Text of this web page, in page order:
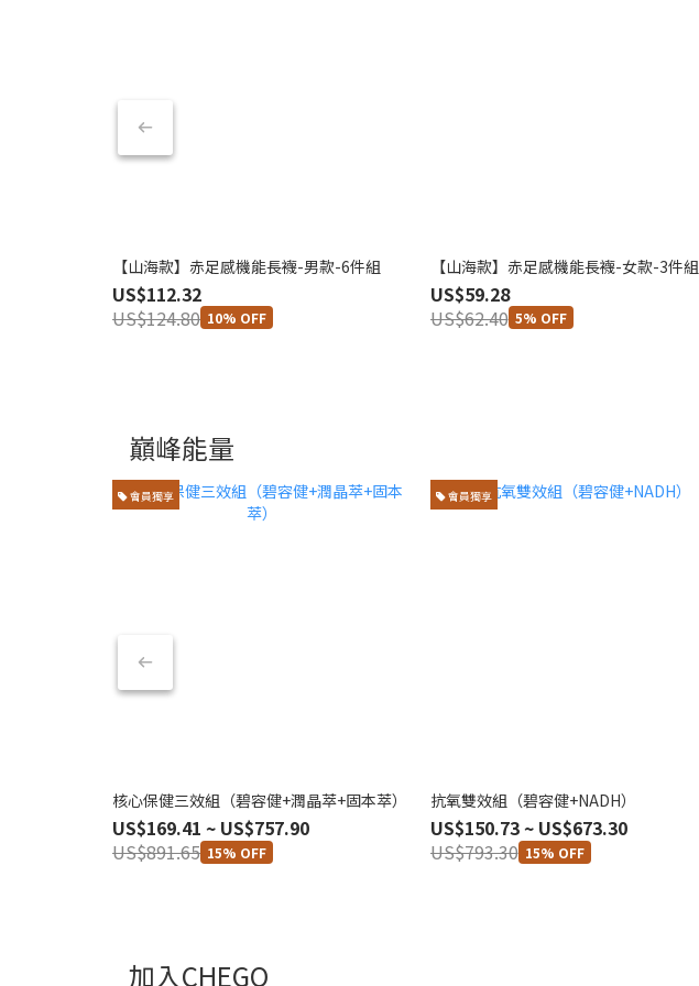
【山海款】赤足感機能長襪-男款-6件組
US$112.32
US$124.80 10% OFF
【山海款】赤足感機能長襪-女款-3件組
US$59.28
US$62.40 5% OFF
巔峰能量
會員獨享
核心保健三效組（碧容健+潤晶萃+固本萃）
US$169.41 ~ US$757.90
US$891.65 15% OFF
會員獨享
抗氧雙效組（碧容健+NADH）
US$150.73 ~ US$673.30
US$793.30 15% OFF
加入CHEGO